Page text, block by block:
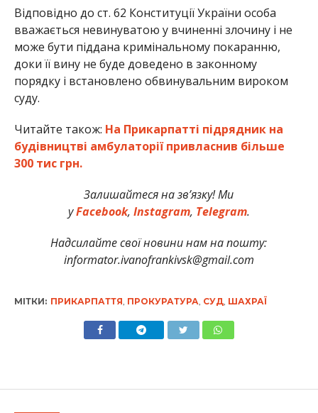
Відповідно до ст. 62 Конституції України особа
вважається невинуватою у вчиненні злочину і не
може бути піддана кримінальному покаранню,
доки її вину не буде доведено в законному
порядку і встановлено обвинувальним вироком
суду.
Читайте також: На Прикарпатті підрядник на
будівництві амбулаторії привласнив більше
300 тис грн.
Залишайтеся на зв’язку! Ми
уFacebook, Instagram, Telegram.
Надсилайте свої новини нам на пошту:
informator.ivanofrankivsk@gmail.com
МІТКИ: ПРИКАРПАТТЯ ПРОКУРАТУРА СУД, ШАХРАЇ